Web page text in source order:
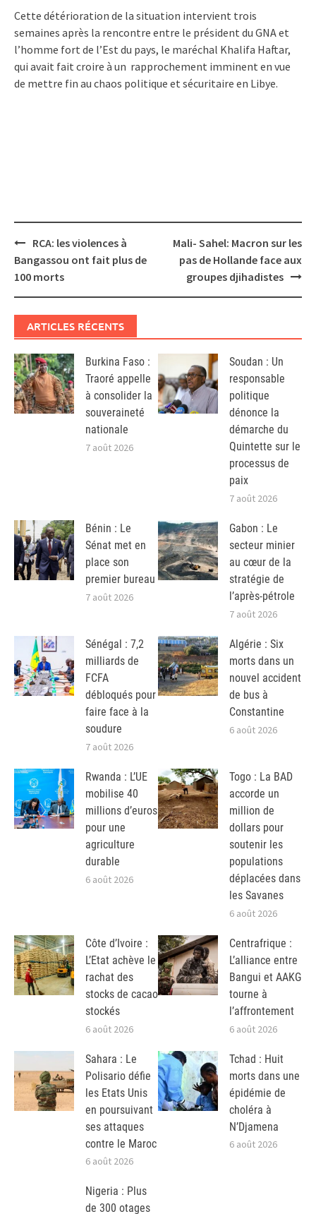
Cette détérioration de la situation intervient trois
semaines après la rencontre entre le président du GNA et
l’homme fort de l’Est du pays, le maréchal Khalifa Haftar,
qui avait fait croire à un rapprochement imminent en vue
de mettre fin au chaos politique et sécuritaire en Libye.
Post
navigation
RCA: les violences à
Bangassou ont fait plus de
100 morts
Mali- Sahel: Macron sur les
pas de Hollande face aux
groupes djihadistes
ARTICLES RÉCENTS
Burkina Faso :
Traoré appelle
à consolider la
souveraineté
nationale
7 août 2026
Soudan : Un
responsable
politique
dénonce la
démarche du
Quintette sur le
processus de
paix
7 août 2026
Bénin : Le
Sénat met en
place son
premier bureau
7 août 2026
Gabon : Le
secteur minier
au cœur de la
stratégie de
l’après-pétrole
7 août 2026
Sénégal : 7,2
milliards de
FCFA
débloqués pour
faire face à la
soudure
7 août 2026
Algérie : Six
morts dans un
nouvel accident
de bus à
Constantine
6 août 2026
Rwanda : L’UE
mobilise 40
millions d’euros
pour une
agriculture
durable
6 août 2026
Togo : La BAD
accorde un
million de
dollars pour
soutenir les
populations
déplacées dans
les Savanes
6 août 2026
Côte d’Ivoire :
L’Etat achève le
rachat des
stocks de cacao
stockés
6 août 2026
Centrafrique :
L’alliance entre
Bangui et AAKG
tourne à
l’affrontement
6 août 2026
Sahara : Le
Polisario défie
les Etats Unis
en poursuivant
ses attaques
contre le Maroc
6 août 2026
Tchad : Huit
morts dans une
épidémie de
choléra à
N’Djamena
6 août 2026
Nigeria : Plus
de 300 otages